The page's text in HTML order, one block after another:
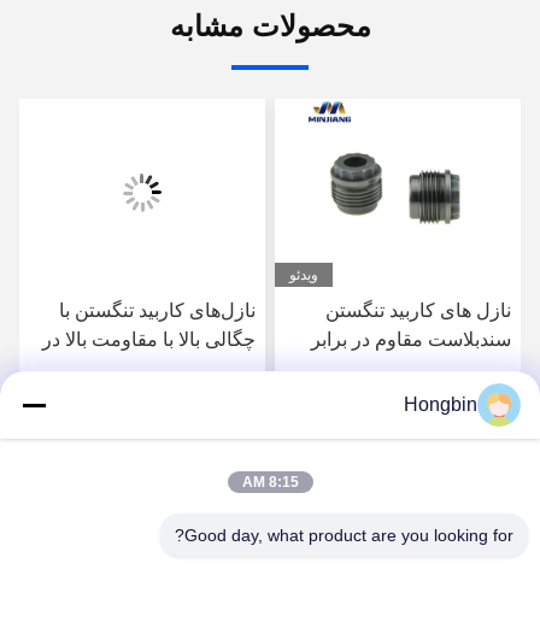
محصولات مشابه
ویدئو
نازل های کاربید تنگستن
سندبلاست مقاوم در برابر
خوردگی YG6X
نازل‌های کاربید تنگستن با
چگالی بالا با مقاومت بالا در
برابر سایش و ضربه برای
Hongbin
8:15 AM
Good day, what product are you looking for?